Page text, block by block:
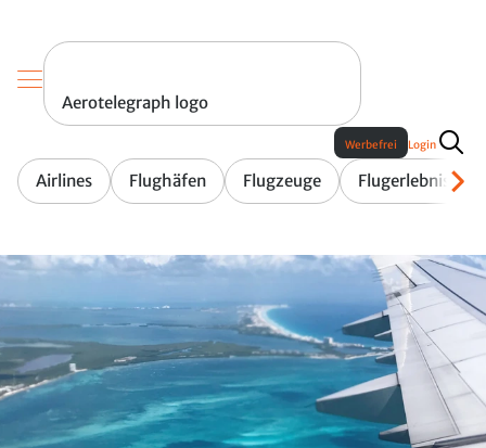
Aerotelegraph logo
Airlines Flughäfen Flugzeuge Flugerlebnis
Werbefrei Login